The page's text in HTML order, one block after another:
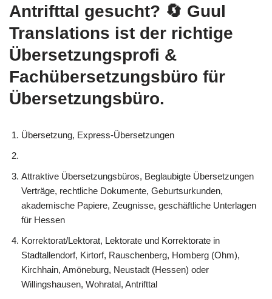
Antrifttal gesucht? 🔄 Guul
Translations ist der richtige
Übersetzungsprofi &
Fachübersetzungsbüro für
Übersetzungsbüro.
Übersetzung, Express-Übersetzungen
Attraktive Übersetzungsbüros, Beglaubigte Übersetzungen
Verträge, rechtliche Dokumente, Geburtsurkunden,
akademische Papiere, Zeugnisse, geschäftliche Unterlagen
für Hessen
Korrektorat/Lektorat, Lektorate und Korrektorate in
Stadtallendorf, Kirtorf, Rauschenberg, Homberg (Ohm),
Kirchhain, Amöneburg, Neustadt (Hessen) oder
Willingshausen, Wohratal, Antrifttal